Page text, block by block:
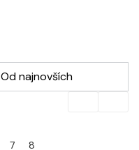
Od najnovších
7 8